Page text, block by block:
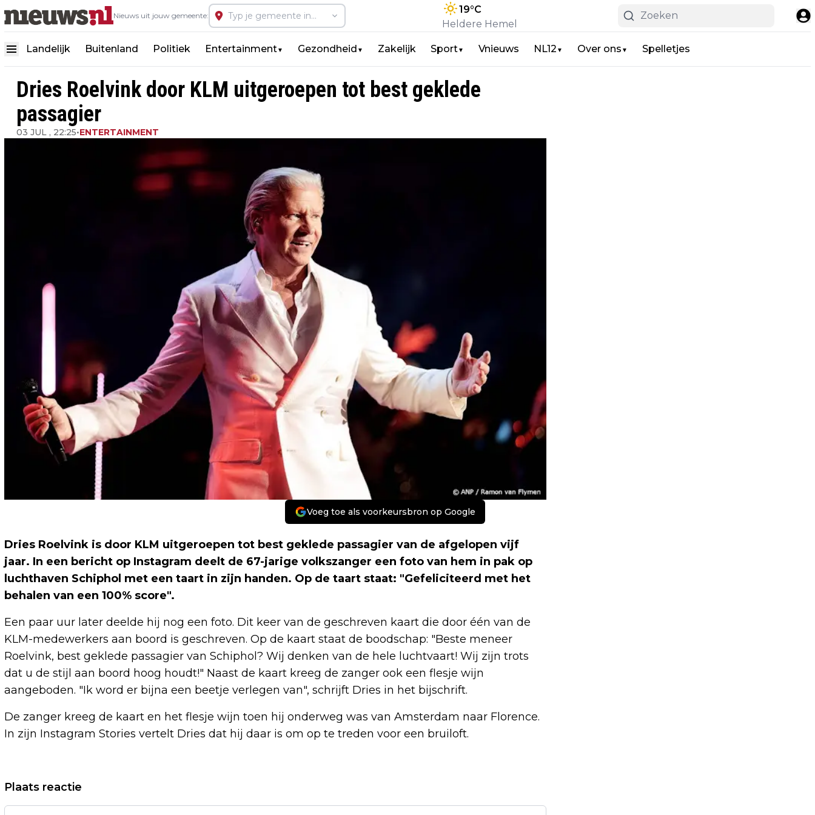
Nieuws uit jouw gemeente:
19°C
Heldere Hemel
Landelijk Buitenland Politiek Entertainment▼ Gezondheid ▼ Zakelijk Sport▼ Vnieuws NL12 ▼ Over ons ▼ Spelletjes
Dries Roelvink door KLM uitgeroepen tot best geklede
passagier
03 JUL , 22:25•ENTERTAINMENT
Voeg toe als voorkeursbron op Google
Dries Roelvink is door KLM uitgeroepen tot best geklede passagier van de afgelopen vijf
jaar. In een bericht op Instagram deelt de 67-jarige volkszanger een foto van hem in pak op
luchthaven Schiphol met een taart in zijn handen. Op de taart staat: "Gefeliciteerd met het
behalen van een 100% score".
Een paar uur later deelde hij nog een foto. Dit keer van de geschreven kaart die door één van de
KLM-medewerkers aan boord is geschreven. Op de kaart staat de boodschap: "Beste meneer
Roelvink, best geklede passagier van Schiphol? Wij denken van de hele luchtvaart! Wij zijn trots
dat u de stijl aan boord hoog houdt!" Naast de kaart kreeg de zanger ook een flesje wijn
aangeboden. "Ik word er bijna een beetje verlegen van", schrijft Dries in het bijschrift.
De zanger kreeg de kaart en het flesje wijn toen hij onderweg was van Amsterdam naar Florence.
In zijn Instagram Stories vertelt Dries dat hij daar is om op te treden voor een bruiloft.
Vorig artikel
DODENTAL AARDBEVINGEN VENEZUELA
CHEMOTHERAPIE: MEER DAN EEN
Plaats reactie